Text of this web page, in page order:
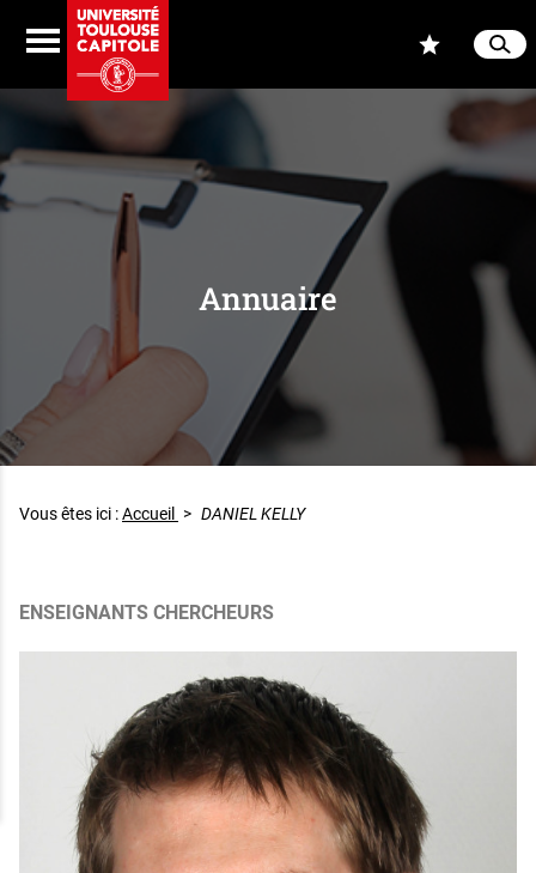
Menu
Annuaire
Vous êtes ici :Accueil > DANIEL KELLY
ENSEIGNANTS CHERCHEURS